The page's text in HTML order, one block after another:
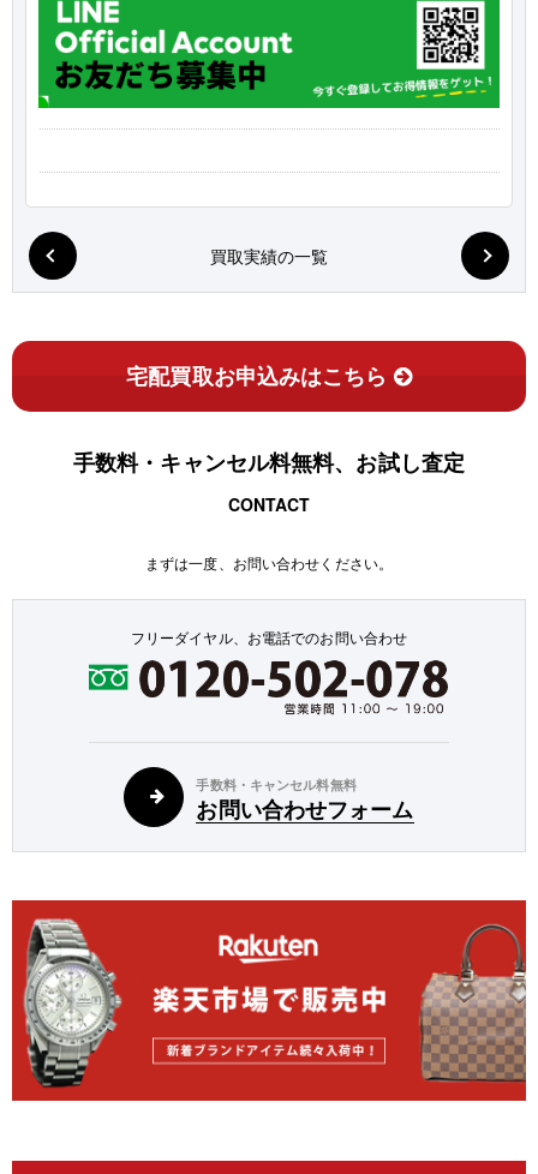
買取実績の一覧
宅配買取お申込みはこちら
手数料・キャンセル料無料、お試し査定
CONTACT
まずは一度、お問い合わせください。
フリーダイヤル、お電話でのお問い合わせ
手数料・キャンセル料無料
お問い合わせフォーム